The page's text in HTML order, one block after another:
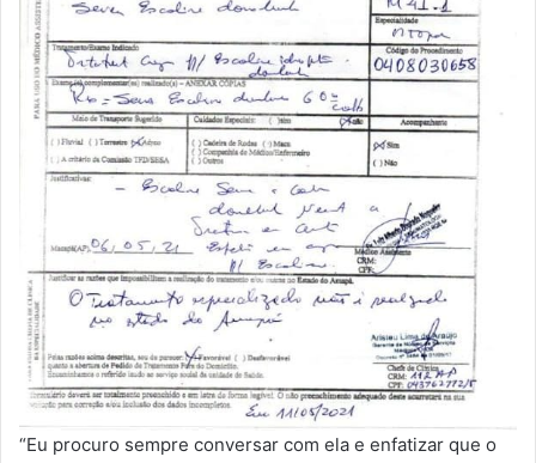
“Eu procuro sempre conversar com ela e enfatizar que o